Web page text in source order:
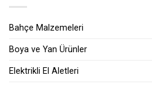
Bahçe Malzemeleri
Boya ve Yan Ürünler
Elektrikli El Aletleri